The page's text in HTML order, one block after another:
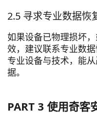
2.5 寻求专业数据恢
如果设备已物理损坏
效，建议联系专业数
专业设备与技术，能
据。
PART 3 使用奇客